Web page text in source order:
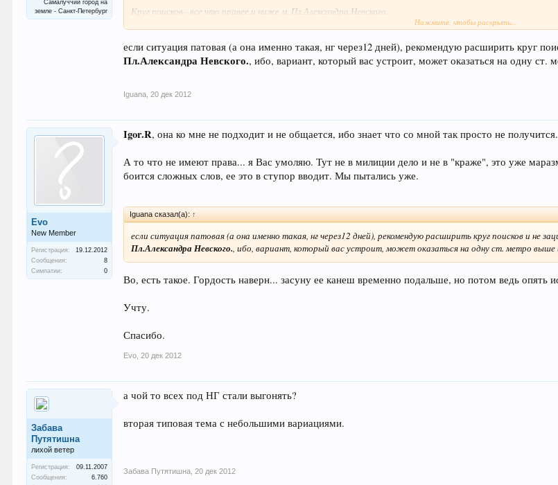
Самалуччий город на
земле - Санкт-Петербург
Круг поисков - все что правее и ниже м. Пл.Александра Невского.
раздельный (чистый), холодильник, двуспальная (по возможности).
Нажмите, чтобы раскрыть...
если ситуация патовая (а она именно такая, нг через12 дней), рекомендую расширить круг
Пл.Александра Невского., ибо, вариант, который вас устроит, может оказаться на одну
Iguana 20 дек 2012
Evo
New Member
Регистрация:
19.12.2012
Сообщения:
8
Симпатии:
0
Igor.R, она ко мне не подходит и не общается, ибо знает что со мной так просто не получится.
А то что не имеют права... я Вас умоляю. Тут не в милиции дело и не в "краже", это уже
боится сложных слов, ее это в ступор вводит. Мы пытались уже.
Iguana сказал(а): ↑
если ситуация патовая (а она именно такая, нг через12 дней), рекомендую расширить круг поисков и не
Пл.Александра Невского., ибо, вариант, который вас устроит, может оказаться на одну ст. метро выше
Во, есть такое. Гордость наверн... засуну ее канеш временно подальше, но потом ведь опять
Учту.
Спасибо.
Evo 20 дек 2012
Забава
Путятишна
лихой ветер
Регистрация:
09.11.2007
Сообщения:
6.760
а чой то всех под НГ стали выгонять?
вторая типовая тема с небольшими вариациями.
Забава Путятишна 20 дек 2012